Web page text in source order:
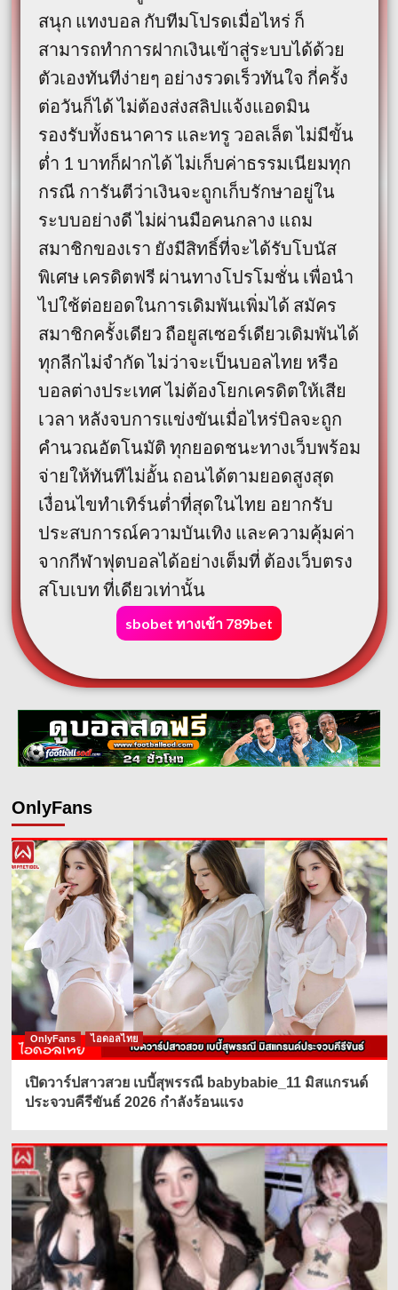
สนุก แทงบอล กับทีมโปรดเมื่อไหร่ ก็
สามารถทำการฝากเงินเข้าสู่ระบบได้ด้วย
ตัวเองทันทีง่ายๆ อย่างรวดเร็วทันใจ กี่ครั้ง
ต่อวันก็ได้ ไม่ต้องส่งสลิปแจ้งแอดมิน
รองรับทั้งธนาคาร และทรู วอลเล็ต ไม่มีขั้น
ต่ำ 1 บาทก็ฝากได้ ไม่เก็บค่าธรรมเนียมทุก
กรณี การันตีว่าเงินจะถูกเก็บรักษาอยู่ใน
ระบบอย่างดี ไม่ผ่านมือคนกลาง แถม
สมาชิกของเรา ยังมีสิทธิ์ที่จะได้รับโบนัส
พิเศษ เครดิตฟรี ผ่านทางโปรโมชั่น เพื่อนำ
ไปใช้ต่อยอดในการเดิมพันเพิ่มได้ สมัคร
สมาชิกครั้งเดียว ถือยูสเซอร์เดียวเดิมพันได้
ทุกลีกไม่จำกัด ไม่ว่าจะเป็นบอลไทย หรือ
บอลต่างประเทศ ไม่ต้องโยกเครดิตให้เสีย
เวลา หลังจบการแข่งขันเมื่อไหร่บิลจะถูก
คำนวณอัตโนมัติ ทุกยอดชนะทางเว็บพร้อม
จ่ายให้ทันทีไม่อั้น ถอนได้ตามยอดสูงสุด
เงื่อนไขทำเทิร์นต่ำที่สุดในไทย อยากรับ
ประสบการณ์ความบันเทิง และความคุ้มค่า
จากกีฬาฟุตบอลได้อย่างเต็มที่ ต้องเว็บตรง
สโบเบท ที่เดียวเท่านั้น
sbobet ทางเข้า 789bet
OnlyFans
OnlyFans ไอดอลไทย
เปิดวาร์ปสาวสวย เบบี้สุพรรณี babybabie_11 มิสแกรนด์
ประจวบคีรีขันธ์ 2026 กำลังร้อนแรง